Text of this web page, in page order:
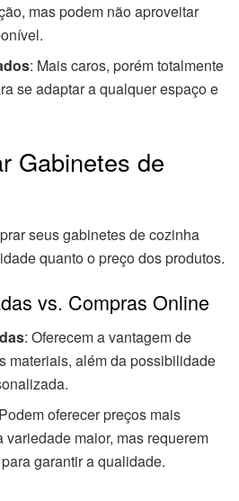
mas podem não aproveitar
: Mais caros, porém totalmente
se adaptar a qualquer espaço e
Gabinetes de
seus gabinetes de cozinha
quanto o preço dos produtos.
vs. Compras Online
: Oferecem a vantagem de
materiais, além da possibilidade
oferecer preços mais
variedade maior, mas requerem
garantir a qualidade.